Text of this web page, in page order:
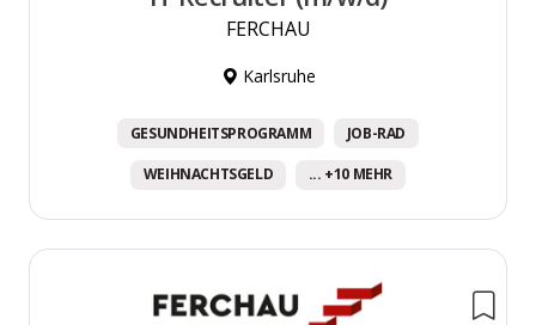
FERCHAU
Karlsruhe
GESUNDHEITSPROGRAMM JOB-RAD
WEIHNACHTSGELD ... +10 MEHR